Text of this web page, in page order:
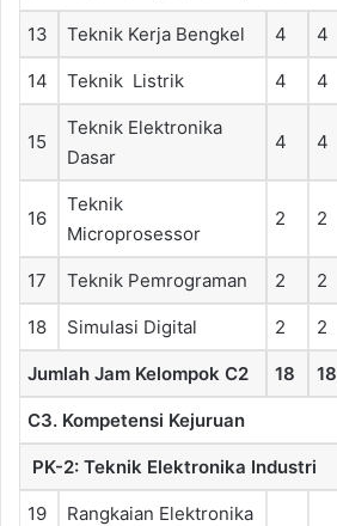
13 Teknik Kerja Bengkel 4 4
14 Teknik Listrik 4 4
15
Teknik Elektronika
Dasar
4 4
16
Teknik
Microprosessor
2 2
17 Teknik Pemrograman 2 2
18 Simulasi Digital 2 2
Jumlah Jam Kelompok C2 18 18
C3. Kompetensi Kejuruan
PK-2: Teknik Elektronika Industri
19 Rangkaian Elektronika